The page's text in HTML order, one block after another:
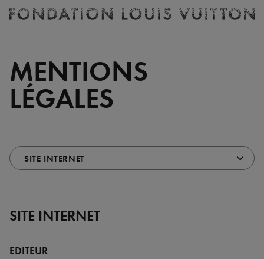
-
Accueil
MENTIONS
LÉGALES
Choisissez
une
automatique)
Ce
menu
vers
la
choisie.
SITE INTERNET
EDITEUR
Billetterie